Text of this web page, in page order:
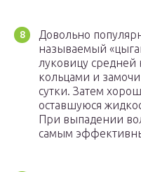
Довольно
называемый
луковицу
кольцами и
сутки. Затем
оставшуюся
При выпадении
самым